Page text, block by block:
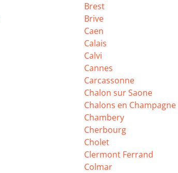
Brest
Brive
Caen
Calais
Calvi
Cannes
Carcassonne
Chalon sur Saone
Chalons en Champagne
Chambery
Cherbourg
Cholet
Clermont Ferrand
Colmar